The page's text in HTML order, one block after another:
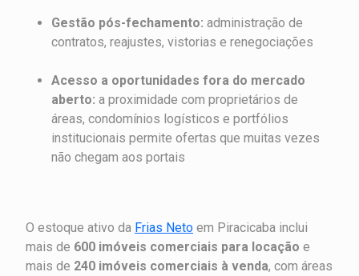
Gestão pós-fechamento: administração de
contratos, reajustes, vistorias e renegociações
Acesso a oportunidades fora do mercado
aberto: a proximidade com proprietários de
áreas, condomínios logísticos e portfólios
institucionais permite ofertas que muitas vezes
não chegam aos portais
O estoque ativo da Frias Neto em Piracicaba inclui
mais de 600 imóveis comerciais para locação e
mais de 240 imóveis comerciais à venda, com áreas